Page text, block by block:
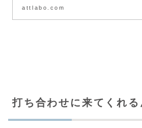
attlabo.com
打ち合わせに来てくれる